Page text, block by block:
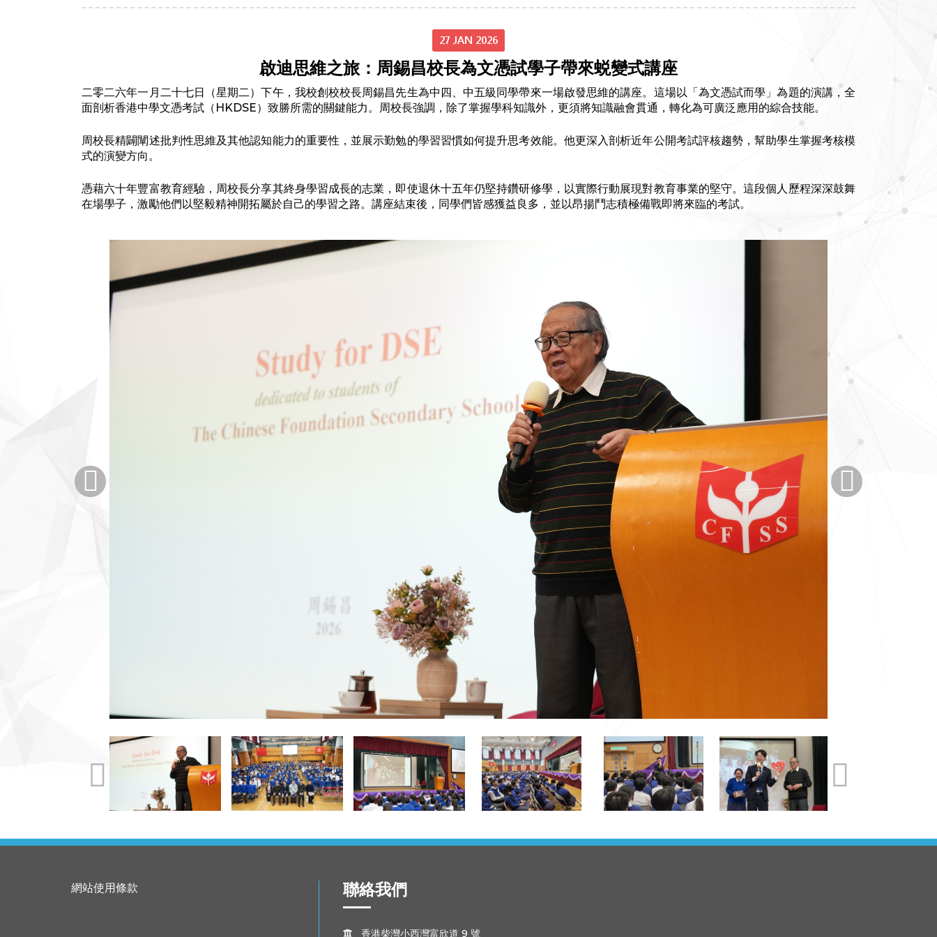
27 JAN 2026
啟迪思維之旅：周錫昌校長為文憑試學子帶來蜕變式講座
二零二六年一月二十七日（星期二）下午，我校創校校長周錫昌先生為中四、中五級同學帶來一場啟發思維的講座。這場以「為文憑試而學」為題的演講，全
面剖析香港中學文憑考試（HKDSE）致勝所需的關鍵能力。周校長強調，除了掌握學科知識外，更須將知識融會貫通，轉化為可廣泛應用的綜合技能。
周校長精闢闡述批判性思維及其他認知能力的重要性，並展示勤勉的學習習慣如何提升思考效能。他更深入剖析近年公開考試評核趨勢，幫助學生掌握考核模
式的演變方向。
憑藉六十年豐富教育經驗，周校長分享其終身學習成長的志業，即使退休十五年仍堅持鑽研修學，以實際行動展現對教育事業的堅守。這段個人歷程深深鼓舞
在場學子，激勵他們以堅毅精神開拓屬於自己的學習之路。講座結束後，同學們皆感獲益良多，並以昂揚鬥志積極備戰即將來臨的考試。
網站使用條款 聯絡我們
 香港柴灣小西灣富欣道 9 號